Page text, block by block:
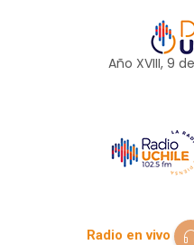
Año XVIII, 9 de
Radio en vivo